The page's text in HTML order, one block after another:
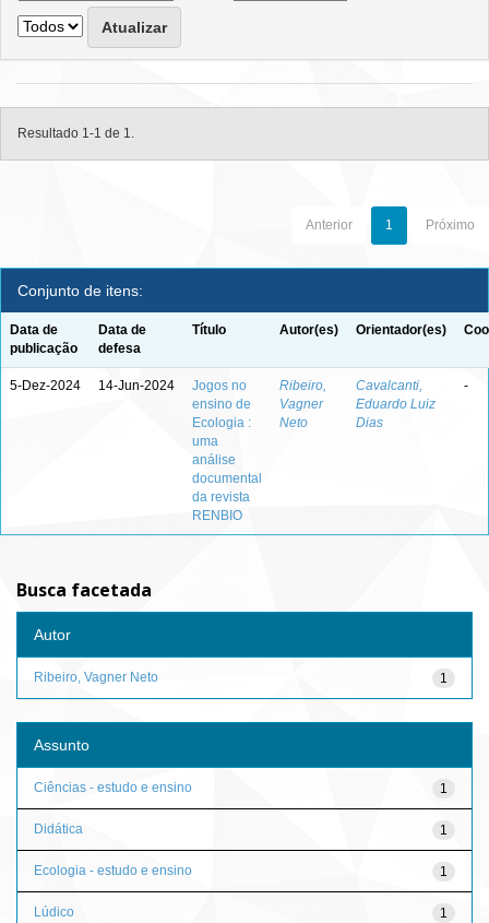
Resultado 1-1 de 1.
Anterior 1 Próximo
Conjunto de itens:
Data de
publicação
Data de
defesa
Título Autor(es) Orientador(es)
5-Dez-2024 14-Jun-2024
Jogos no
ensino de
Ecologia :
uma
análise
documental
da revista
RENBIO
Ribeiro,
Vagner
Neto
Cavalcanti,
Eduardo Luiz
Dias
-
Busca facetada
Autor
1
Ribeiro, Vagner Neto
Assunto
1
Ciências - estudo e ensino
1
Didática
1
Ecologia - estudo e ensino
1
Lúdico